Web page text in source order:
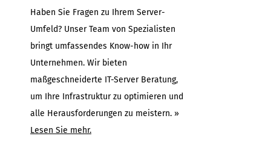
Haben Sie Fragen zu Ihrem Server-
Umfeld? Unser Team von Spezialisten
bringt umfassendes Know-how in Ihr
Unternehmen. Wir bieten
maßgeschneiderte IT-Server Beratung,
um Ihre Infrastruktur zu optimieren und
alle Herausforderungen zu meistern. »
Lesen Sie mehr.